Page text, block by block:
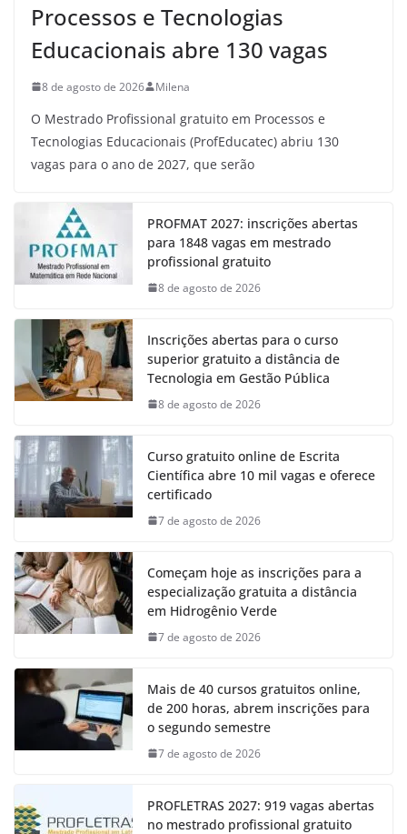
Processos e Tecnologias
Educacionais abre 130 vagas
8 de agosto de 2026 Milena
O Mestrado Profissional gratuito em Processos e
Tecnologias Educacionais (ProfEducatec) abriu 130
vagas para o ano de 2027, que serão
PROFMAT 2027: inscrições abertas
para 1848 vagas em mestrado
profissional gratuito
8 de agosto de 2026
Inscrições abertas para o curso
superior gratuito a distância de
Tecnologia em Gestão Pública
8 de agosto de 2026
Curso gratuito online de Escrita
Científica abre 10 mil vagas e oferece
certificado
7 de agosto de 2026
Começam hoje as inscrições para a
especialização gratuita a distância
em Hidrogênio Verde
7 de agosto de 2026
Mais de 40 cursos gratuitos online,
de 200 horas, abrem inscrições para
o segundo semestre
7 de agosto de 2026
PROFLETRAS 2027: 919 vagas abertas
no mestrado profissional gratuito